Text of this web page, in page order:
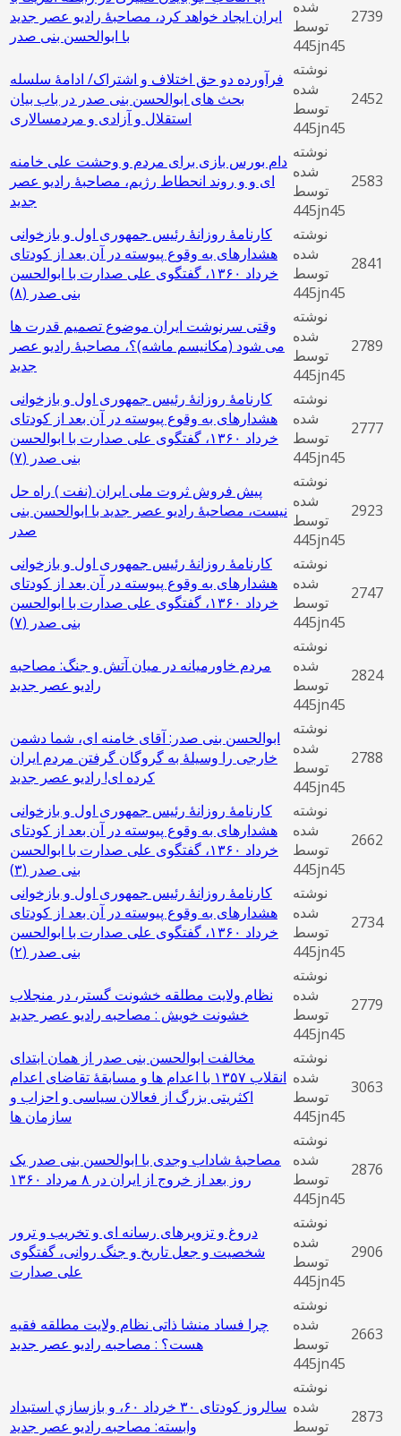
ایران ایجاد خواهد کرد، مصاحبۀ رادیو عصر جدید
با ابوالحسن بنی صدر
شده
توسط
445jn45
2739
فرآورده دو حق اختلاف و اشتراک/ ادامۀ سلسله
بحث های ابوالحسن بنی صدر در باب بیان
استقلال و آزادی و مردمسالاری
نوشته
شده
توسط
445jn45
2452
دام بورس ‌بازی برای مردم و وحشت علی خامنه‌
ای و و روند انحطاط رژیم، مصاحبۀ رادیو عصر
جدید
نوشته
شده
توسط
445jn45
2583
کارنامۀ روزانۀ رئیس جمهوری اول و بازخوانی
هشدارهای به وقوع پیوسته در آن بعد از کودتای
خرداد ۱۳۶۰، گفتگوی علی صدارت با ابوالحسن
بنی‌ صدر (٨)
نوشته
شده
توسط
445jn45
2841
وقتی سرنوشت ایران موضوع تصمیم قدرت ها
می ‌شود (مکانیسم ماشه)؟، مصاحبۀ رادیو عصر
جدید
نوشته
شده
توسط
445jn45
2789
کارنامۀ روزانۀ رئیس جمهوری اول و بازخوانی
هشدارهای به وقوع پیوسته در آن بعد از کودتای
خرداد ۱۳۶۰، گفتگوی علی صدارت با ابوالحسن
بنی‌ صدر (٧)
نوشته
شده
توسط
445jn45
2777
پیش فروش ثروت ملی ایران (نفت ) راه حل
نیست، مصاحبۀ رادیو عصر جدید با ابوالحسن بنی
صدر
نوشته
شده
توسط
445jn45
2923
کارنامۀ روزانۀ رئیس جمهوری اول و بازخوانی
هشدارهای به وقوع پیوسته در آن بعد از کودتای
خرداد ۱۳۶۰، گفتگوی علی صدارت با ابوالحسن
بنی‌ صدر (٧)
نوشته
شده
توسط
445jn45
2747
مردم خاورمیانه در میان آتش و جنگ: مصاحبه
رادیو عصر جدید
نوشته
شده
توسط
445jn45
2824
ابوالحسن بنی صدر: آقای خامنه ای، شما دشمن
خارجی را وسیلۀ به گروگان گرفتن مردم ایران
کرده ای! رادیو عصر جدید
نوشته
شده
توسط
445jn45
2788
کارنامۀ روزانۀ رئیس جمهوری اول و بازخوانی
هشدارهای به وقوع پیوسته در آن بعد از کودتای
خرداد ۱۳۶۰، گفتگوی علی صدارت با ابوالحسن
بنی‌ صدر (٣)
نوشته
شده
توسط
445jn45
2662
کارنامۀ روزانۀ رئیس جمهوری اول و بازخوانی
هشدارهای به وقوع پیوسته در آن بعد از کودتای
خرداد ۱۳۶۰، گفتگوی علی صدارت با ابوالحسن
بنی‌ صدر (٢)
نوشته
شده
توسط
445jn45
2734
نظام ولایت مطلقه خشونت گستر، در منجلاب
خشونت خویش : مصاحبه رادیو عصر جدید
نوشته
شده
توسط
445jn45
2779
مخالفت ابوالحسن بنی صدر از همان ابتدای
انقلاب ۱۳۵۷ با اعدام ها و مسابقۀ تقاضای اعدام
اکثریتی بزرگ از فعالان سیاسی و احزاب و
سازمان ها
نوشته
شده
توسط
445jn45
3063
مصاحبۀ شاداب وجدی با ابوالحسن بنی صدر یک
روز بعد از خروج از ایران در ۸ مرداد ۱۳۶۰
نوشته
شده
توسط
445jn45
2876
دروغ و تزویرهای رسانه ‌ای و تخریب و ترور
شخصیت و جعل تاریخ و جنگ روانی، گفتگوی
علی صدارت
نوشته
شده
توسط
445jn45
2906
چرا فساد منشا ذاتی نظام ولایت مطلقه فقیه
هست؟ : مصاحبه رادیو عصر جدید
نوشته
شده
توسط
445jn45
2663
سالروز کودتای ۳۰ خرداد ۶۰، و بازسازي استبداد
وابسته: مصاحبه رادیو عصر جدید
نوشته
شده
توسط
2873